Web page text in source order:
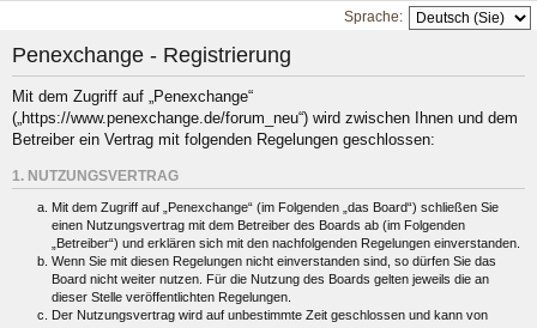
u
h
Sprache:
Penexchange - Registrierung
Mit dem Zugriff auf „Penexchange“
(„https://www.penexchange.de/forum_neu“) wird zwischen Ihnen und dem
Betreiber ein Vertrag mit folgenden Regelungen geschlossen:
1. NUTZUNGSVERTRAG
Mit dem Zugriff auf „Penexchange“ (im Folgenden „das Board“) schließen Sie
einen Nutzungsvertrag mit dem Betreiber des Boards ab (im Folgenden
„Betreiber“) und erklären sich mit den nachfolgenden Regelungen einverstanden.
Wenn Sie mit diesen Regelungen nicht einverstanden sind, so dürfen Sie das
Board nicht weiter nutzen. Für die Nutzung des Boards gelten jeweils die an
dieser Stelle veröffentlichten Regelungen.
Der Nutzungsvertrag wird auf unbestimmte Zeit geschlossen und kann von